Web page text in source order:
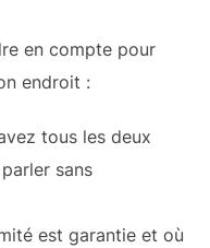
en compte pour
endroit :
tous les deux
sans
est garantie et où